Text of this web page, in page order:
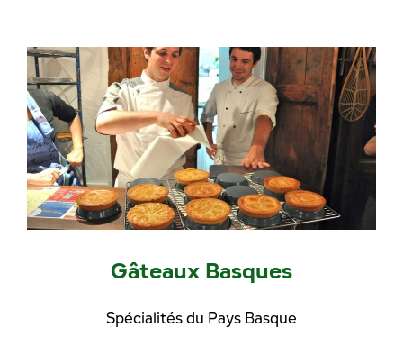
Gâteaux Basques
Spécialités du Pays Basque